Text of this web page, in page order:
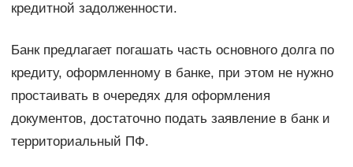
кредитной задолженности.
Банк предлагает погашать часть основного долга по
кредиту, оформленному в банке, при этом не нужно
простаивать в очередях для оформления
документов, достаточно подать заявление в банк и
территориальный ПФ.